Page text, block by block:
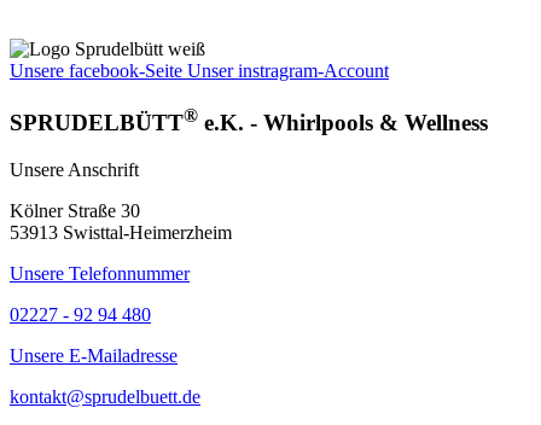
Unsere facebook-Seite Unser instragram-Account
SPRUDELBÜTT® e.K. - Whirlpools & Wellness
Unsere Anschrift
Kölner Straße 30
53913 Swisttal-Heimerzheim
Unsere Telefonnummer
02227 - 92 94 480
Unsere E-Mailadresse
kontakt@sprudelbuett.de